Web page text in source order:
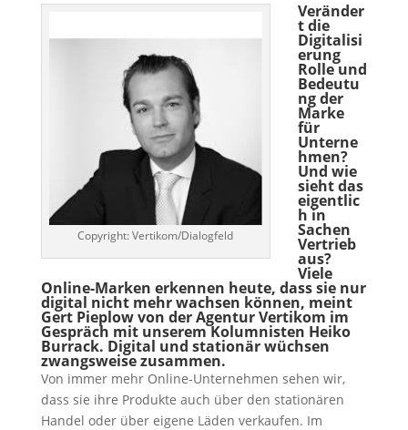
Copyright: Vertikom/Dialogfeld
Veränder
t die
Digitalisi
erung
Rolle und
Bedeutu
ng der
Marke
für
Unterne
hmen?
Und wie
sieht das
eigentlic
h in
Sachen
Vertrieb
aus?
Viele
Online-Marken erkennen heute, dass sie nur
digital nicht mehr wachsen können, meint
Gert Pieplow von der Agentur Vertikom im
Gespräch mit unserem Kolumnisten Heiko
Burrack. Digital und stationär wüchsen
zwangsweise zusammen.
Von immer mehr Online-Unternehmen sehen wir,
dass sie ihre Produkte auch über den stationären
Handel oder über eigene Läden verkaufen. Im